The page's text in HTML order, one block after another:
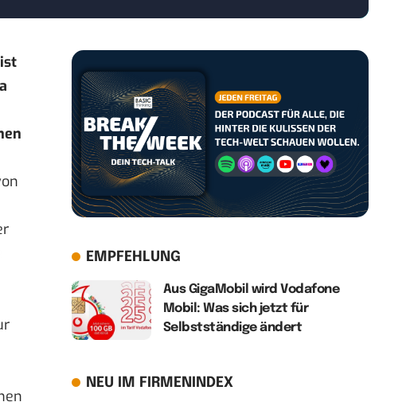
EMPFEHLUNG
Aus GigaMobil wird Vodafone
Mobil: Was sich jetzt für
Selbstständige ändert
NEU IM FIRMENINDEX